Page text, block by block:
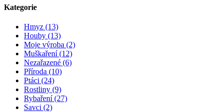
Kategorie
Hmyz (13)
Houby (13)
Moje výroba (2)
Muškaření (12)
Nezařazené (6)
Příroda (10)
Ptáci (24)
Rostliny (9)
Rybaření (27)
Savci (2)